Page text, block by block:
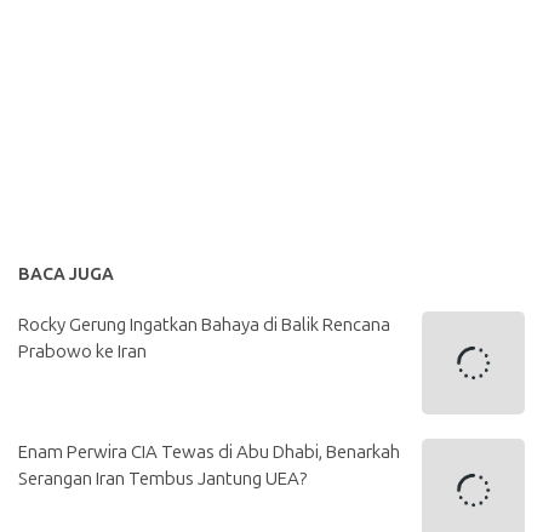
BACA JUGA
Rocky Gerung Ingatkan Bahaya di Balik Rencana
Prabowo ke Iran
Enam Perwira CIA Tewas di Abu Dhabi, Benarkah
Serangan Iran Tembus Jantung UEA?